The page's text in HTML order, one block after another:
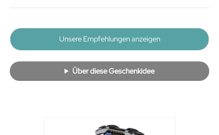
Unsere Empfehlungen anzeigen
Über diese Geschenkidee